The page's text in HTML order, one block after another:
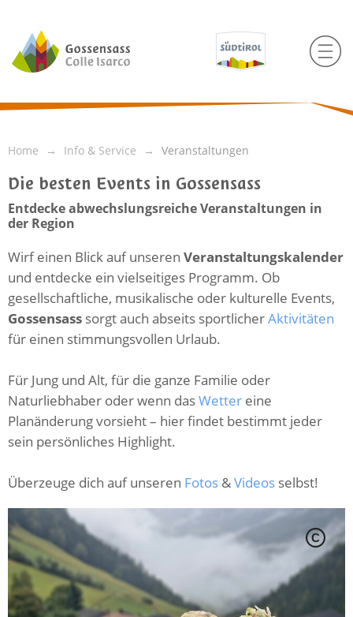
Home Info & Service Veranstaltungen
Die besten Events in Gossensass
Entdecke abwechslungsreiche Veranstaltungen in
der Region
Wirf einen Blick auf unseren Veranstaltungskalender
und entdecke ein vielseitiges Programm. Ob
gesellschaftliche, musikalische oder kulturelle Events,
Gossensass sorgt auch abseits sportlicherAktivitäten
für einen stimmungsvollen Urlaub.
Für Jung und Alt, für die ganze Familie oder
Naturliebhaber oder wenn dasWetter eine
Planänderung vorsieht – hier findet bestimmt jeder
sein persönliches Highlight.
Überzeuge dich auf unseren Fotos &Videos selbst!
C